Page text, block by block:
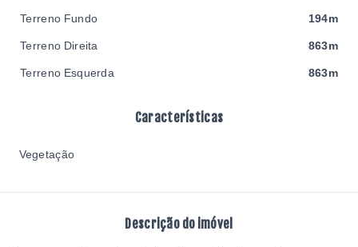
Características
Vegetação
Descrição do imóvel
Terreno Fundo 194m
Terreno Direita 863m
Terreno Esquerda 863m